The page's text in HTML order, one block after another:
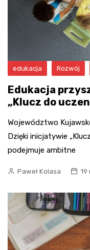
edukacja Rozwój
Edukacja
„Klucz do
Województwo
Dzięki inicjatywie
podejmuje ambitne
Paweł Kolasa 19